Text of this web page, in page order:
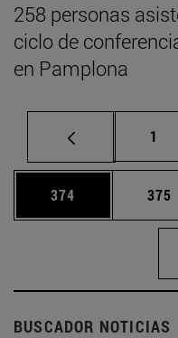
258 personas
ciclo de
en Pamplona
1
Página
374 375
BUSCADOR NOTICIAS